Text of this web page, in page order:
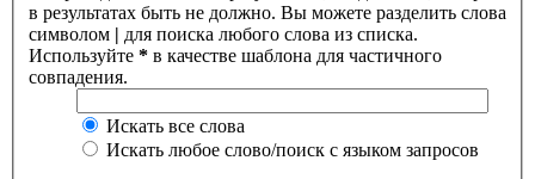
в результатах быть не должно. Вы можете разделить слова
символом | для поиска любого слова из списка.
Используйте * в качестве шаблона для частичного
совпадения.
Искать все слова
Искать любое слово/поиск с языком запросов